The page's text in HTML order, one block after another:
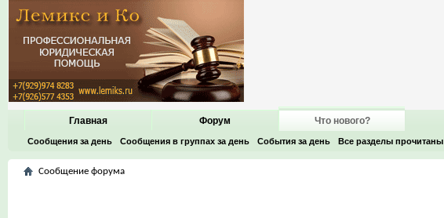
Главная Форум Что нового?
Сообщения за день Сообщения в группах за день События за день Все разделы прочитаны
Сообщение форума